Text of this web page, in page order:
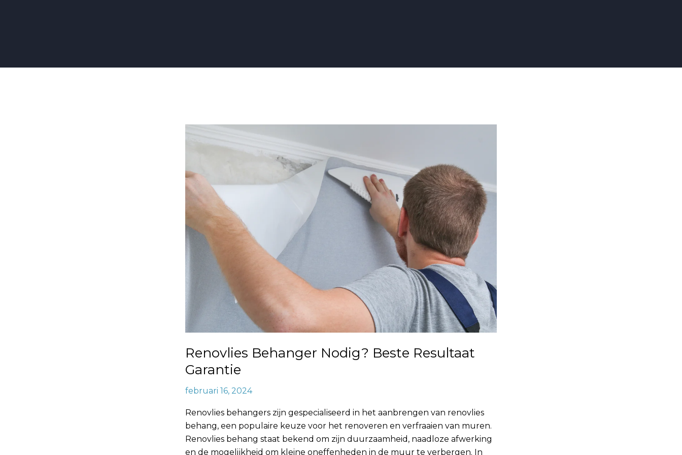
Renovlies Behanger Nodig? Beste Resultaat
Garantie
februari 16, 2024
Renovlies behangers zijn gespecialiseerd in het aanbrengen van renovlies
behang, een populaire keuze voor het renoveren en verfraaien van muren.
Renovlies behang staat bekend om zijn duurzaamheid, naadloze afwerking
en de mogelijkheid om kleine oneffenheden in de muur te verbergen. In
Behanger
Beste
Resultaat
Garantie